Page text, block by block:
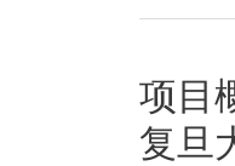
项目
复旦